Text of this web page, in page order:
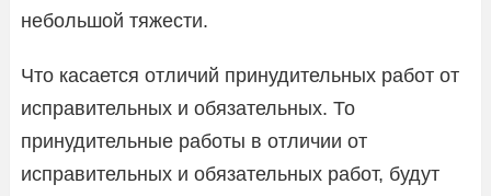
небольшой тяжести.
Что касается отличий принудительных работ от
исправительных и обязательных. То
принудительные работы в отличии от
исправительных и обязательных работ, будут